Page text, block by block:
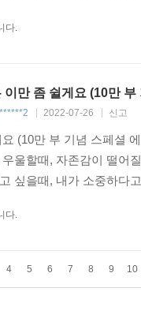
다.
이만 좀 쉴게요 (10만
2022-07-26 신고
(10만 부 기념 스페셜
울할때, 자존감이 떨어
싶을때, 내가 소중하다
다.
4 5 6 7 8 9 10